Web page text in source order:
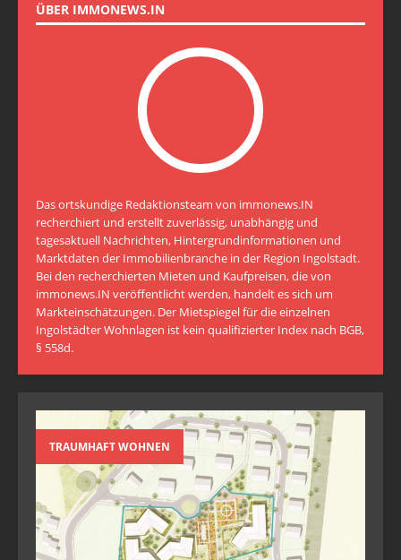
ÜBER IMMONEWS.IN
Das ortskundige Redaktionsteam von immonews.IN
recherchiert und erstellt zuverlässig, unabhängig und
tagesaktuell Nachrichten, Hintergrundinformationen und
Marktdaten der Immobilienbranche in der Region Ingolstadt.
Bei den recherchierten Mieten und Kaufpreisen, die von
immonews.IN veröffentlicht werden, handelt es sich um
Markteinschätzungen. Der Mietspiegel für die einzelnen
Ingolstädter Wohnlagen ist kein qualifizierter Index nach BGB,
§ 558d.
TRAUMHAFT WOHNEN